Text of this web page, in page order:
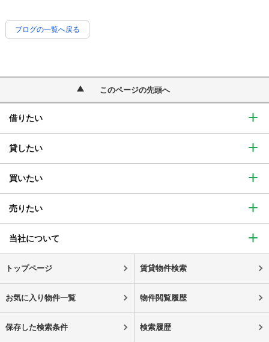
ブログの一覧へ戻る
このページの先頭へ
借りたい
貸したい
買いたい
売りたい
当社について
トップページ 賃貸物件検索
お気に入り物件一覧 物件閲覧履歴
保存した検索条件 検索履歴